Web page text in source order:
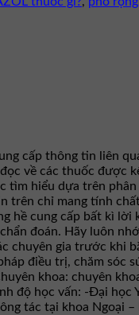
cấp thông tin liên
về các thuốc được
tìm hiểu dựa trên
trên chỉ mang tính
hề cung cấp bất kì lời
đoán. Hãy luôn
chuyên gia trước khi
điều trị, chăm sóc
khoa: chuyên
độ học vấn: -Đại học
tác tại khoa Ngoại